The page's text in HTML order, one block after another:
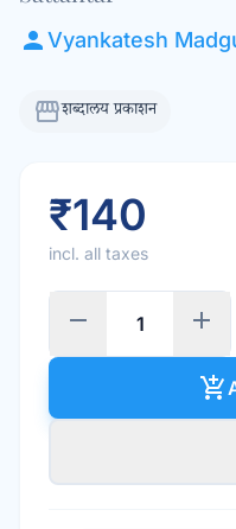
personVyankatesh
storefrontशब्दालय प्रकाशन
₹140
incl. all taxes
remove add
add_shopping_cart